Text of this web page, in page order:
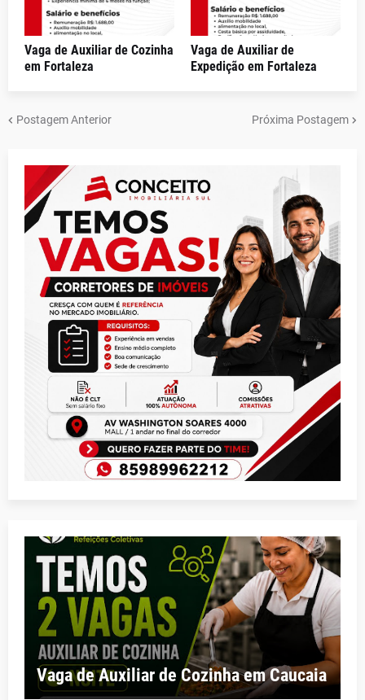
Vaga de Auxiliar de Cozinha
em Fortaleza
Vaga de Auxiliar de
Expedição em Fortaleza
Postagem Anterior Próxima Postagem
Vaga de Auxiliar de Cozinha em Caucaia